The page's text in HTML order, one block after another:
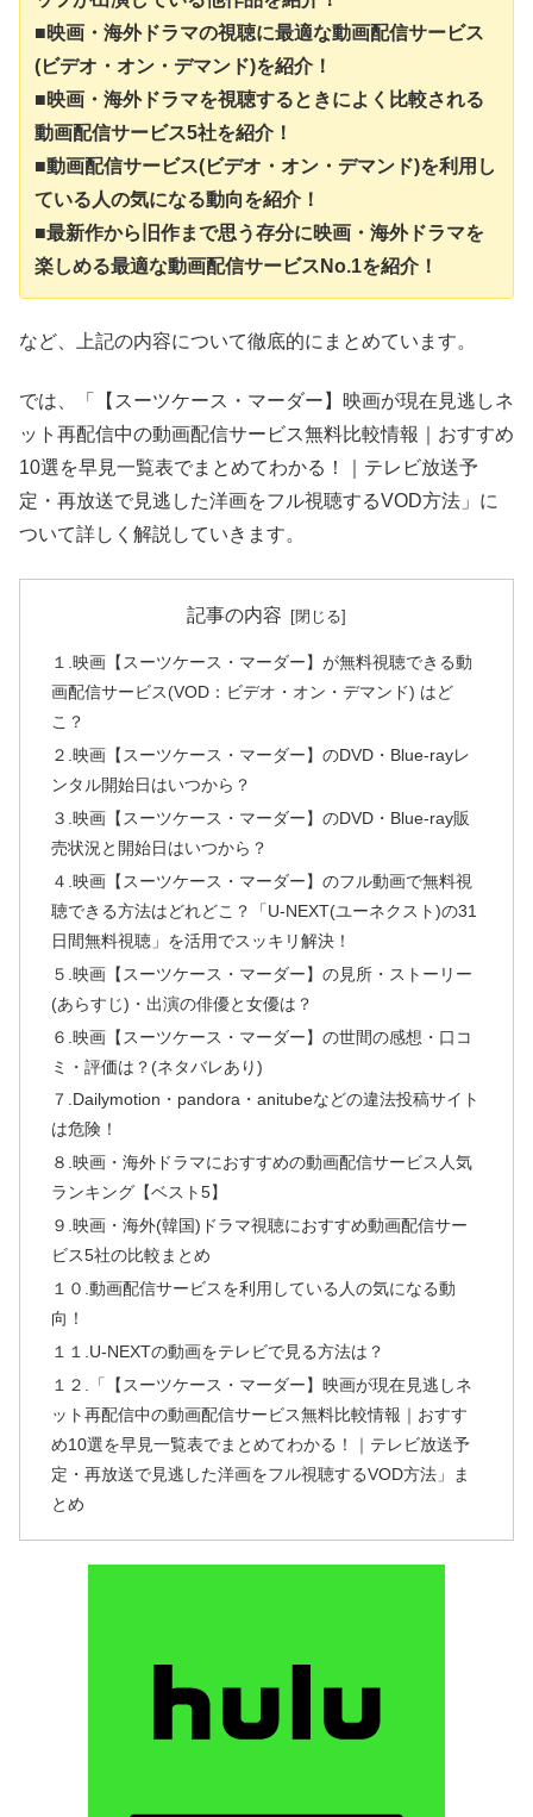
■映画・海外ドラマの視聴に最適な動画配信サービス
(ビデオ・オン・デマンド)を紹介！
■映画・海外ドラマを視聴するときによく比較される
動画配信サービス5社を紹介！
■動画配信サービス(ビデオ・オン・デマンド)を利用し
ている人の気になる動向を紹介！
■最新作から旧作まで思う存分に映画・海外ドラマを
楽しめる最適な動画配信サービスNo.1を紹介！
など、上記の内容について徹底的にまとめています。
では、「【スーツケース・マーダー】映画が現在見逃しネ
ット再配信中の動画配信サービス無料比較情報｜おすすめ
10選を早見一覧表でまとめてわかる！｜テレビ放送予
定・再放送で見逃した洋画をフル視聴するVOD方法」に
ついて詳しく解説していきます。
記事の内容
１.映画【スーツケース・マーダー】が無料視聴できる動
画配信サービス(VOD：ビデオ・オン・デマンド) はど
こ？
２.映画【スーツケース・マーダー】のDVD・Blue-rayレ
ンタル開始日はいつから？
３.映画【スーツケース・マーダー】のDVD・Blue-ray販
売状況と開始日はいつから？
４.映画【スーツケース・マーダー】のフル動画で無料視
聴できる方法はどれどこ？「U-NEXT(ユーネクスト)の31
日間無料視聴」を活用でスッキリ解決！
５.映画【スーツケース・マーダー】の見所・ストーリー
(あらすじ)・出演の俳優と女優は？
６.映画【スーツケース・マーダー】の世間の感想・口コ
ミ・評価は？(ネタバレあり)
７.Dailymotion・pandora・anitubeなどの違法投稿サイト
は危険！
８.映画・海外ドラマにおすすめの動画配信サービス人気
ランキング【ベスト5】
９.映画・海外(韓国)ドラマ視聴におすすめ動画配信サー
ビス5社の比較まとめ
１０.動画配信サービスを利用している人の気になる動
向！
１１.U-NEXTの動画をテレビで見る方法は？
１２.「【スーツケース・マーダー】映画が現在見逃しネ
ット再配信中の動画配信サービス無料比較情報｜おすす
め10選を早見一覧表でまとめてわかる！｜テレビ放送予
定・再放送で見逃した洋画をフル視聴するVOD方法」ま
とめ